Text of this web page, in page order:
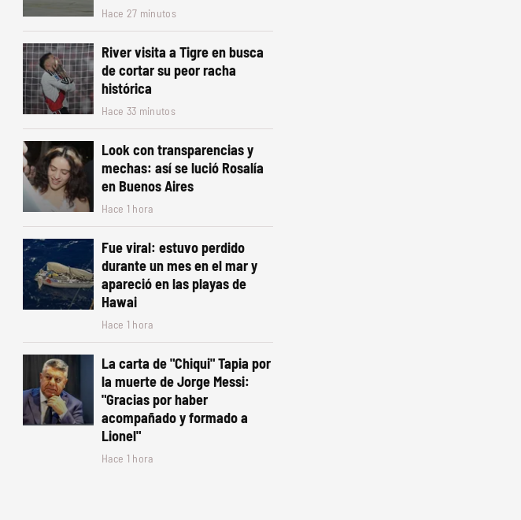
Hace 27 minutos
River visita a Tigre en busca
de cortar su peor racha
histórica
Hace 33 minutos
Look con transparencias y
mechas: así se lució Rosalía
en Buenos Aires
Hace 1 hora
Fue viral: estuvo perdido
durante un mes en el mar y
apareció en las playas de
Hawai
Hace 1 hora
La carta de "Chiqui" Tapia por
la muerte de Jorge Messi:
"Gracias por haber
acompañado y formado a
Lionel"
Hace 1 hora